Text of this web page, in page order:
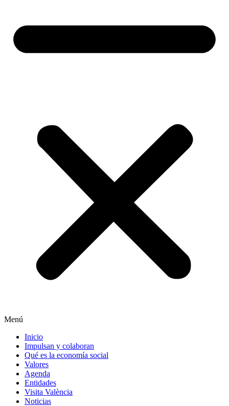
Menú
Inicio
Impulsan y colaboran
Qué es la economía social
Valores
Agenda
Entidades
Visita València
Noticias